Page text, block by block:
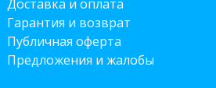
Доставка и оплата
Гарантия и возврат
Публичная оферта
Предложения и жалобы